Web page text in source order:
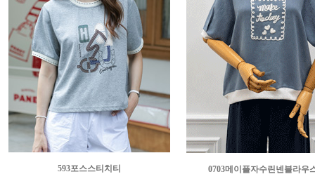
593포스스티치티
0703메이플자수린넨블라우